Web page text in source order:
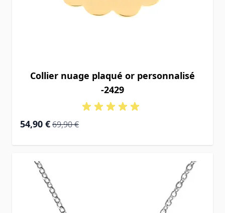
Collier nuage plaqué or personnalisé
-2429
Prix Spécial
54,90 € Prix normal
69,90 €